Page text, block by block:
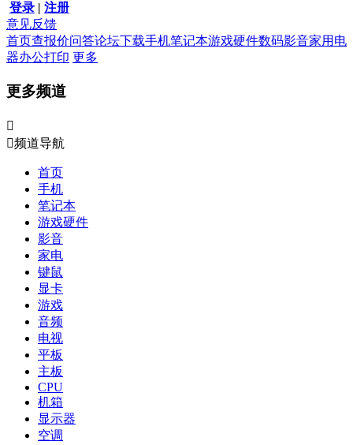
登录 | 注册
意见反馈
首页查报价问答论坛下载手机笔记本游戏硬件数码影音家用电
器办公打印 更多
更多频道

频道导航
首页
手机
笔记本
游戏硬件
影音
家电
键鼠
显卡
游戏
音频
电视
平板
主板
CPU
机箱
显示器
空调